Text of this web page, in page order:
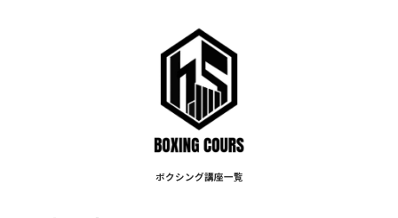
ボクシング講座一覧